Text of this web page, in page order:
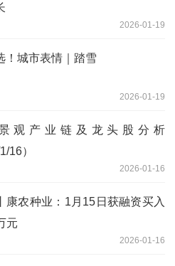
2026-01-19
！城市表情｜踏雪
2026-01-19
观产业链及龙头股分析
16）
2026-01-16
康农种业：1月15日获融资买入
元
2026-01-16